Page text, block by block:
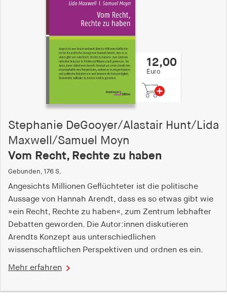
12,00
Euro
Stephanie DeGooyer/Alastair Hunt/Lida
Maxwell/Samuel Moyn
Vom Recht, Rechte zu haben
Gebunden, 176 S.
Angesichts Millionen Geflüchteter ist die politische
Aussage von Hannah Arendt, dass es so etwas gibt wie
»ein Recht, Rechte zu haben«, zum Zentrum lebhafter
Debatten geworden. Die Autor:innen diskutieren
Arendts Konzept aus unterschiedlichen
wissenschaftlichen Perspektiven und ordnen es ein.
Mehr erfahren